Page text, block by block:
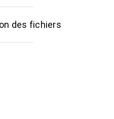
des fichiers